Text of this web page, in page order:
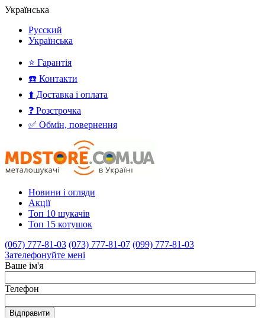
Українська
Русский
Українська
⭐ Гарантія
☎️ Контакти
⬆️ Доставка і оплата
❓ Розстрочка
✅ Обмін, повернення
Новини і огляди
Акції
Топ 10 шукачів
Топ 15 котушок
(067) 777-81-03 (073) 777-81-07 (099) 777-81-03
Зателефонуйте мені
Ваше ім'я
Телефон
Відправити